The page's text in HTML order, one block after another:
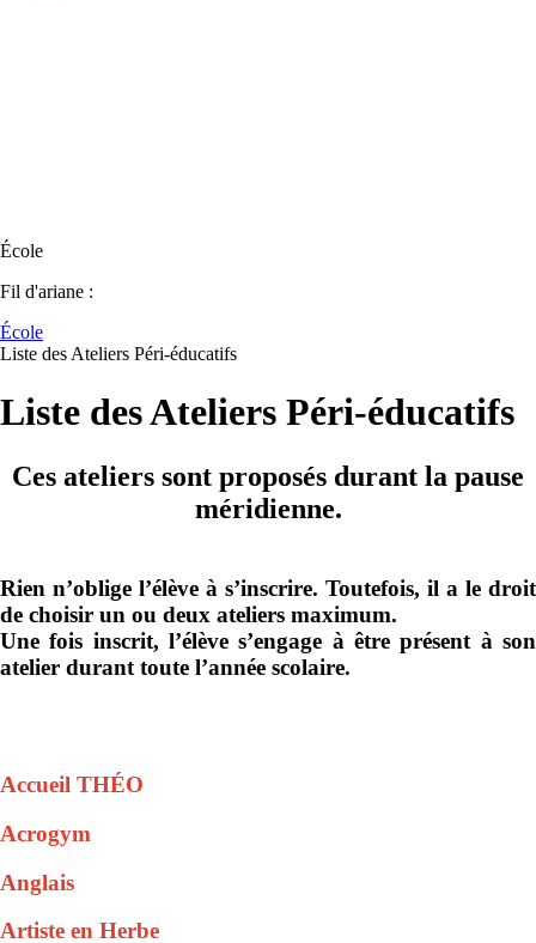
École
Fil d'ariane :
École
Liste des Ateliers Péri-éducatifs
Liste des Ateliers Péri-éducatifs
Ces ateliers sont proposés durant la pause
méridienne.
Rien n’oblige l’élève à s’inscrire. Toutefois, il a le droit
de choisir un ou deux ateliers maximum.
Une fois inscrit, l’élève s’engage à être présent à son
atelier durant toute l’année scolaire.
Accueil THÉO
Acrogym
Anglais
Artiste en Herbe